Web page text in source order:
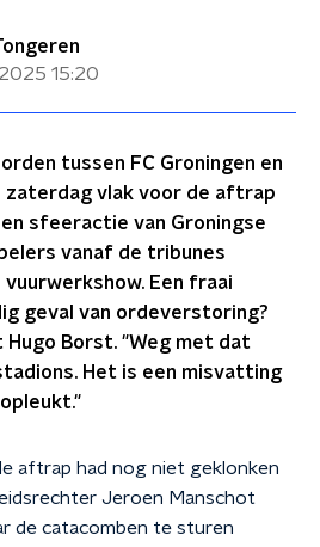
15:20
tussen FC Groningen en
zaterdag vlak voor de aftrap
sfeeractie van Groningse
vanaf de tribunes
Een fraai
geval van ordeverstoring?
Borst. "Weg met dat
Het is een misvatting
aftrap had nog niet geklonken
Jeroen Manschot
de catacomben te sturen